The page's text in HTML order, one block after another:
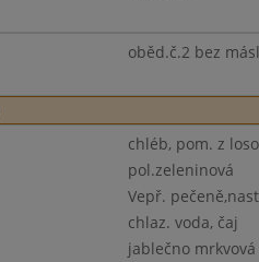
oběd.č.2 bez
chléb, pom. z
pol.zeleninová
Vepř.
chlaz. voda, čaj
jablečno